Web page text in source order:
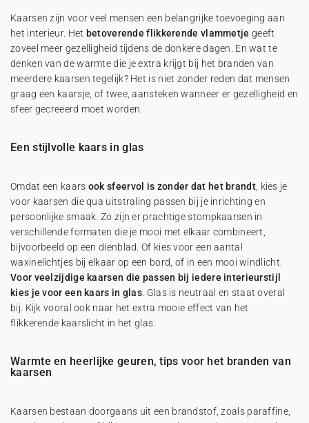
Kaarsen zijn voor veel mensen een belangrijke toevoeging aan
het interieur. Het betoverende flikkerende vlammetje geeft
zoveel meer gezelligheid tijdens de donkere dagen. En wat te
denken van de warmte die je extra krijgt bij het branden van
meerdere kaarsen tegelijk? Het is niet zonder reden dat mensen
graag een kaarsje, of twee, aansteken wanneer er gezelligheid en
sfeer gecreëerd moet worden.
Een stijlvolle kaars in glas
Omdat een kaars ook sfeervol is zonder dat het brandt, kies je
voor kaarsen die qua uitstraling passen bij je inrichting en
persoonlijke smaak. Zo zijn er prachtige stompkaarsen in
verschillende formaten die je mooi met elkaar combineert,
bijvoorbeeld op een dienblad. Of kies voor een aantal
waxinelichtjes bij elkaar op een bord, of in een mooi windlicht.
Voor veelzijdige kaarsen die passen bij iedere interieurstijl
kies je voor een kaars in glas . Glas is neutraal en staat overal
bij. Kijk vooral ook naar het extra mooie effect van het
flikkerende kaarslicht in het glas.
Warmte en heerlijke geuren, tips voor het branden van
kaarsen
Kaarsen bestaan doorgaans uit een brandstof, zoals paraffine,